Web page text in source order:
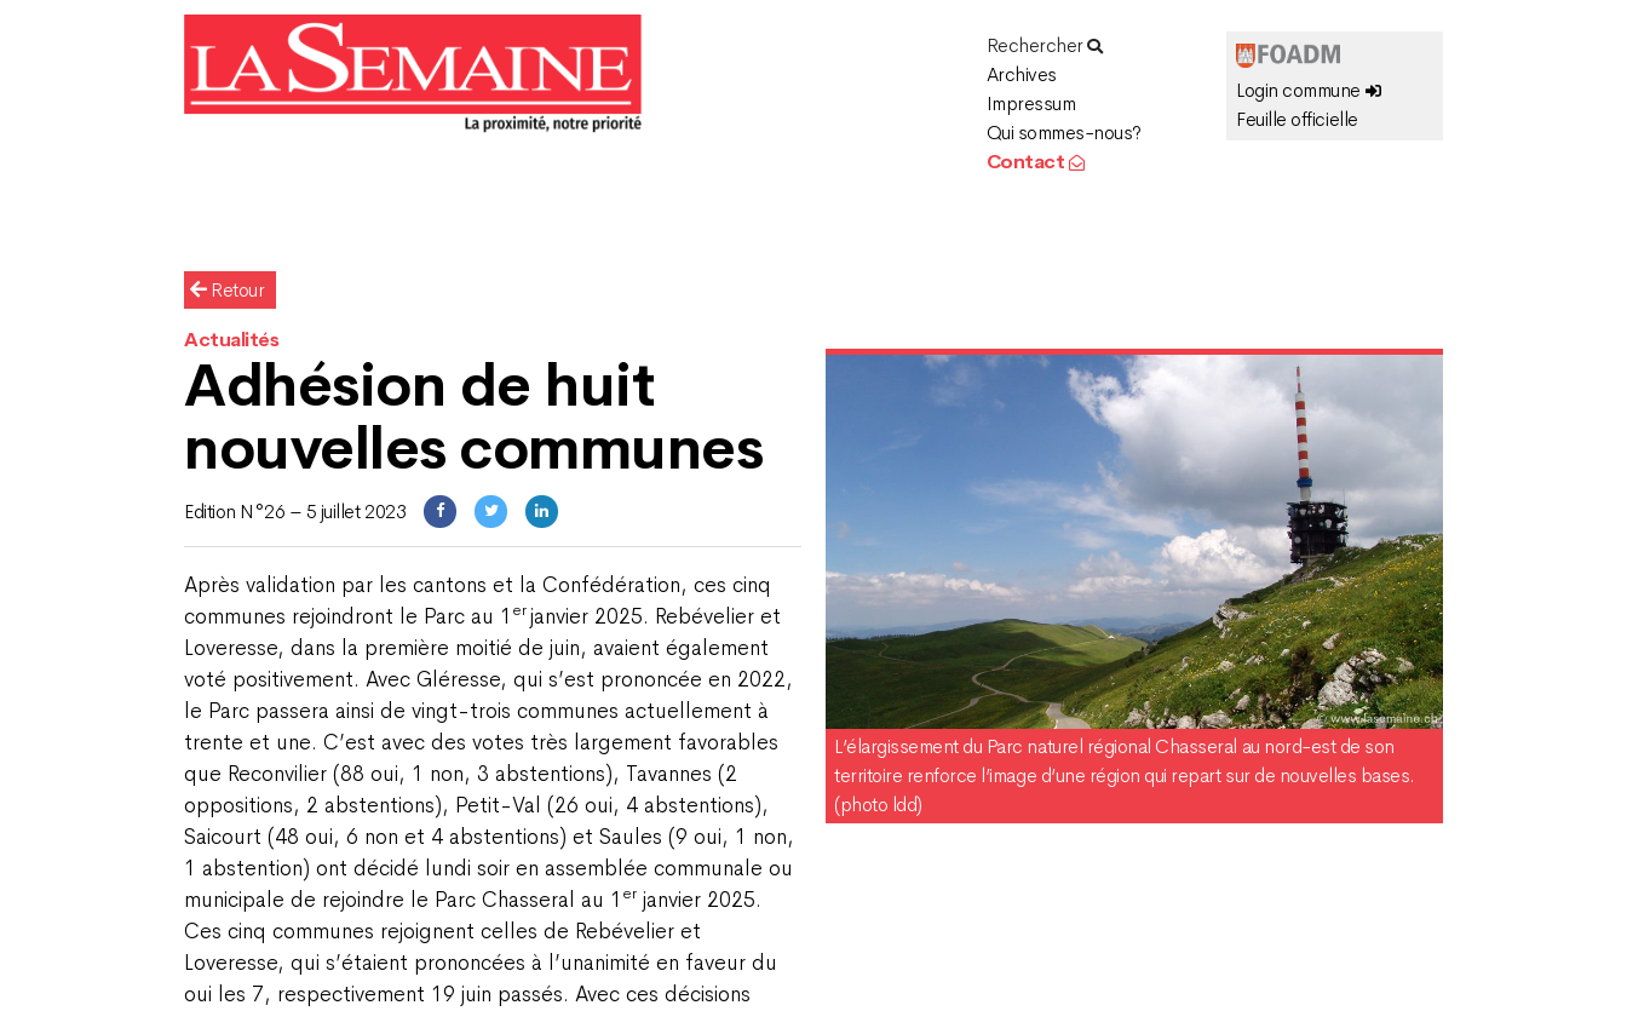
Rechercher
Archives
Impressum
Qui sommes-nous?
Contact
Login commune
Feuille officielle
Retour
Actualités
Adhésion de huit
nouvelles communes
Edition N°26 – 5 juillet 2023
Après validation par les cantons et la Confédération, ces cinq
communes rejoindront le Parc au 1 erjanvier 2025. Rebévelier et
Loveresse, dans la première moitié de juin, avaient également
voté positivement. Avec Gléresse, qui s’est prononcée en 2022,
le Parc passera ainsi de vingt-trois communes actuellement à
trente et une. C’est avec des votes très largement favorables
que Reconvilier (88 oui, 1 non, 3 abstentions), Tavannes (2
oppositions, 2 abstentions), Petit-Val (26 oui, 4 abstentions),
Saicourt (48 oui, 6 non et 4 abstentions) et Saules (9 oui, 1 non,
1 abstention) ont décidé lundi soir en assemblée communale ou
municipale de rejoindre le Parc Chasseral au 1 er janvier 2025.
Ces cinq communes rejoignent celles de Rebévelier et
Loveresse, qui s’étaient prononcées à l’unanimité en faveur du
oui les 7, respectivement 19 juin passés. Avec ces décisions
L’élargissement du Parc naturel régional Chasseral au nord-est de son
territoire renforce l’image d’une région qui repart sur de nouvelles bases.
(photo ldd)